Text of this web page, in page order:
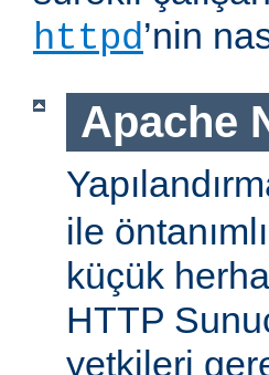
httpd’nin
Apache
ile
küçük
HTTP
yetkileri